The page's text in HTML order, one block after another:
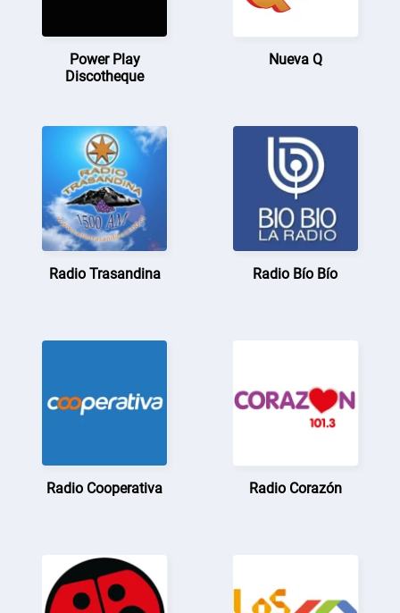
Power Play
Discotheque
Nueva Q
Radio Trasandina Radio Bío Bío
Radio Cooperativa Radio Corazón